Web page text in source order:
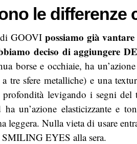
le differenze
GOOVI possiamo già
deciso di aggiungere
borse e occhiaie, ha
a tre sfere metalliche) e una
levigando i segni del
ha un’azione elasticizzante e
leggera. Nulla vieta di usare
SMILING EYES alla sera.